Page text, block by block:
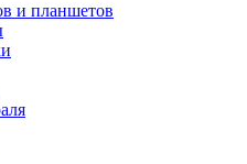
и планшетов